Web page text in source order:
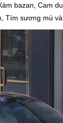
bazan, Cam
Tím sương mù và